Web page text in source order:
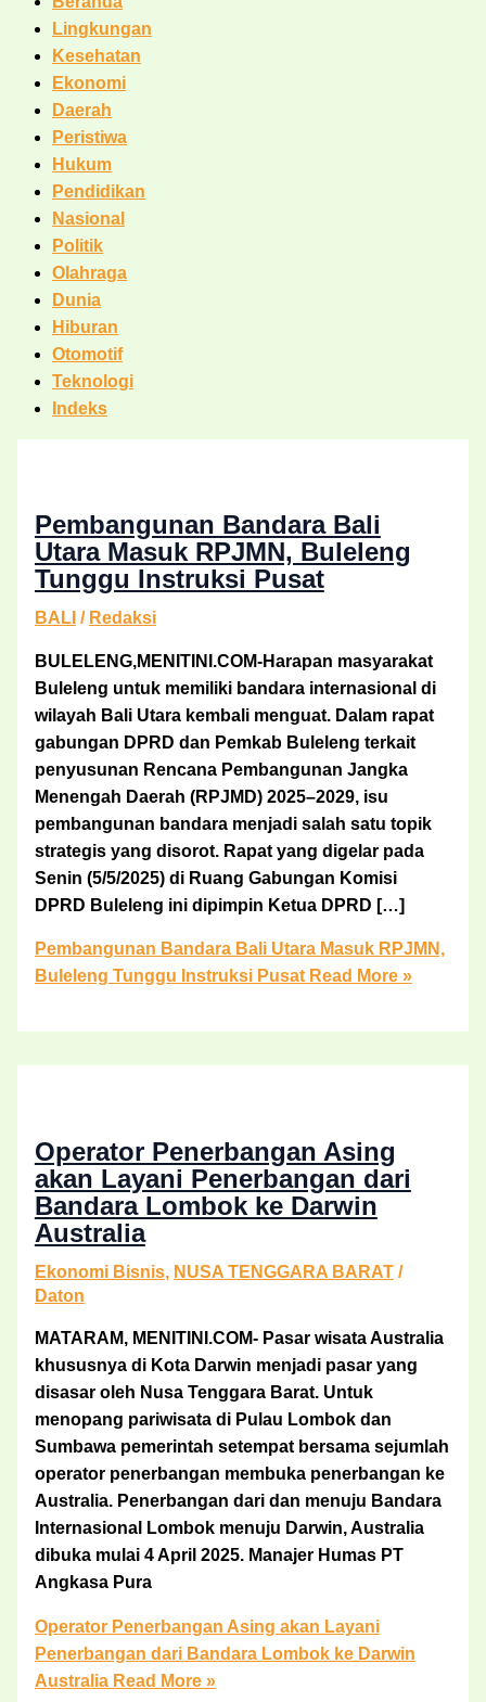
Lingkungan
Kesehatan
Ekonomi
Daerah
Peristiwa
Hukum
Pendidikan
Nasional
Politik
Olahraga
Dunia
Hiburan
Otomotif
Teknologi
Indeks
Pembangunan Bandara Bali
Utara Masuk RPJMN, Buleleng
Tunggu Instruksi Pusat
BALI / Redaksi
BULELENG,MENITINI.COM-Harapan masyarakat
Buleleng untuk memiliki bandara internasional di
wilayah Bali Utara kembali menguat. Dalam rapat
gabungan DPRD dan Pemkab Buleleng terkait
penyusunan Rencana Pembangunan Jangka
Menengah Daerah (RPJMD) 2025–2029, isu
pembangunan bandara menjadi salah satu topik
strategis yang disorot. Rapat yang digelar pada
Senin (5/5/2025) di Ruang Gabungan Komisi
DPRD Buleleng ini dipimpin Ketua DPRD […]
Pembangunan Bandara Bali Utara Masuk RPJMN,
Buleleng Tunggu Instruksi PusatRead More »
Operator Penerbangan Asing
akan Layani Penerbangan dari
Bandara Lombok ke Darwin
Australia
Ekonomi Bisnis, NUSA TENGGARA BARAT/
Daton
MATARAM, MENITINI.COM- Pasar wisata Australia
khususnya di Kota Darwin menjadi pasar yang
disasar oleh Nusa Tenggara Barat. Untuk
menopang pariwisata di Pulau Lombok dan
Sumbawa pemerintah setempat bersama sejumlah
operator penerbangan membuka penerbangan ke
Australia. Penerbangan dari dan menuju Bandara
Internasional Lombok menuju Darwin, Australia
dibuka mulai 4 April 2025. Manajer Humas PT
Angkasa Pura
Operator Penerbangan Asing akan Layani
Penerbangan dari Bandara Lombok ke Darwin
AustraliaRead More »